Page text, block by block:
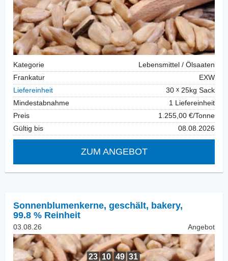
Kategorie
Lebensmittel / Ölsaaten
Frankatur
EXW
Liefereinheit
30
25kg Sack
Mindestabnahme
1 Liefereinheit
Preis
1.255,00 €/Tonne
Gültig bis
08.08.2026
ZUM ANGEBOT
Sonnenblumenkerne, geschält, bakery,
99.8 % Reinheit
03.08.26 Angebot